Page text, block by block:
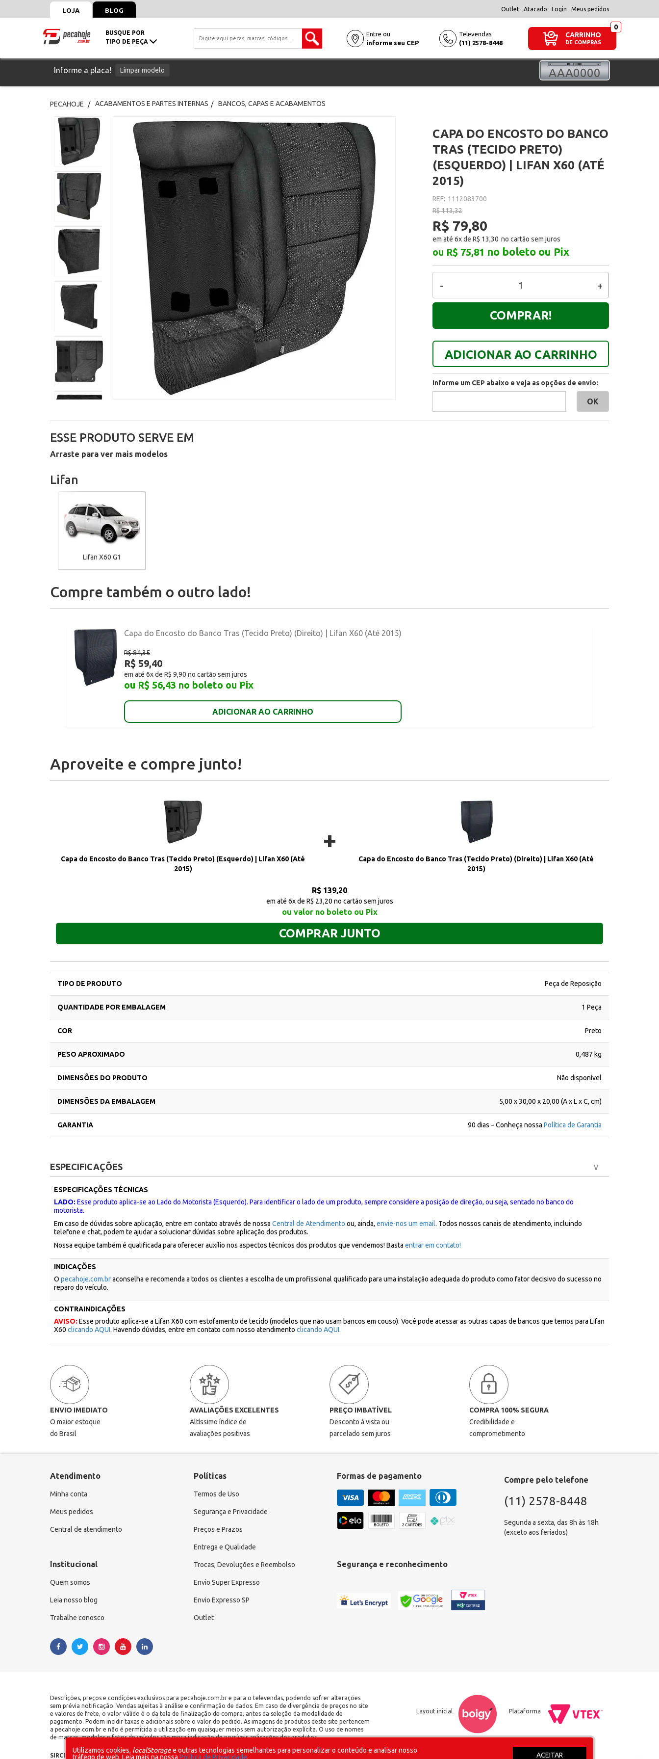
LOJA BLOG Outlet Atacado Login Meus pedidos
BUSQUE POR
TIPO DE PEÇA
Entre ou
informe seu CEP
Televendas
(11) 2578-8448
CARRINHO
DE COMPRAS
Informe a placa! Limpar modelo
PECAHOJE ACABAMENTOS E PARTES INTERNAS BANCOS, CAPAS E ACABAMENTOS
CAPA DO ENCOSTO DO BANCO
TRAS (TECIDO PRETO)
(ESQUERDO) | LIFAN X60 (ATÉ
2015)
REF: 1112083700
R$ 113,32
R$ 79,80
em até 6x de R$ 13,30
ou R$ 75,81 no boleto ou Pix
+
-
ADICIONAR AO CARRINHO
COMPRAR!
Informe um CEP abaixo e veja as opções de envio:
ESSE PRODUTO SERVE EM
Arraste para ver mais modelos
Lifan
Lifan X60 G1
Compre também o outro lado!
Capa do Encosto do Banco Tras (Tecido Preto) (Direito) | Lifan X60 (Até 2015)
R$ 84,35
R$ 59,40
em até 6x de R$ 9,90 no cartão sem juros
ou R$ 56,43 no boleto ou Pix
ADICIONAR AO CARRINHO
Aproveite e compre junto!
Capa do Encosto do Banco Tras (Tecido Preto) (Esquerdo) | Lifan X60 (Até
2015)
+
Capa do Encosto do Banco Tras (Tecido Preto) (Direito) | Lifan X60 (Até
2015)
R$ 139,20
em até 6x de R$ 23,20 no cartão sem juros
ou valor no boleto ou Pix
COMPRAR JUNTO
TIPO DE PRODUTO Peça de Reposição
QUANTIDADE POR EMBALAGEM 1 Peça
COR Preto
PESO APROXIMADO 0,487 kg
DIMENSÕES DO PRODUTO Não disponível
DIMENSÕES DA EMBALAGEM 5,00 x 30,00 x 20,00 (A x L x C, cm)
GARANTIA 90 dias – Conheça nossa Política de Garantia
ESPECIFICAÇÕES
ESPECIFICAÇÕES TÉCNICAS
LADO: Esse produto aplica-se ao Lado do Motorista (Esquerdo). Para identificar o lado de um produto, sempre considere a posição de direção, ou seja, sentado no banco do
motorista.
Em caso de dúvidas sobre aplicação, entre em contato através de nossa Central de Atendimento ou, ainda, envie-nos um email. Todos nossos canais de atendimento, incluindo
telefone e chat, podem te ajudar a solucionar dúvidas sobre aplicação dos produtos.
Nossa equipe também é qualificada para oferecer auxílio nos aspectos técnicos dos produtos que vendemos! Basta entrar em contato!
INDICAÇÕES
O pecahoje.com.braconselha e recomenda a todos os clientes a escolha de um profissional qualificado para uma instalação adequada do produto como fator decisivo do sucesso no
reparo do veículo.
CONTRAINDICAÇÕES
AVISO: Esse produto aplica-se a Lifan X60 com estofamento de tecido (modelos que não usam bancos em couso). Você pode acessar as outras capas de bancos que temos para Lifan
X60 clicando AQUI. Havendo dúvidas, entre em contato com nosso atendimento clicando AQUI.
ENVIO IMEDIATO
O maior estoque
do Brasil
AVALIAÇÕES EXCELENTES
Altíssimo índice de
avaliações positivas
PREÇO IMBATÍVEL
Desconto à vista ou
parcelado sem juros
COMPRA 100% SEGURA
Credibilidade e
comprometimento
Atendimento
Minha conta
Meus pedidos
Central de atendimento
Institucional
Quem somos
Leia nosso blog
Trabalhe conosco
Políticas
Termos de Uso
Segurança e Privacidade
Preços e Prazos
Entrega e Qualidade
Trocas, Devoluções e Reembolso
Envio Super Expresso
Envio Expresso SP
Outlet
Formas de pagamento Compre pelo telefone
(11) 2578-8448
Segunda a sexta, das 8h às 18h
(exceto aos feriados)
Segurança e reconhecimento
Descrições, preços e condições exclusivos para pecahoje.com.br e para o televendas, podendo sofrer alterações
sem prévia notificação. Vendas sujeitas à análise e confirmação de dados. Em caso de divergência de preços no site
e valores de frete, o valor válido é o da tela de finalização de compra, antes da seleção da modalidade de
pagamento. Podem incidir taxas e adicionais sobre o valor do pedido. As imagens de produtos deste site pertencem
a pecahoje.com.br e não é permitida a utilização em quaisquer meios sem autorização explícita. O uso de nomes
de marcas, modelos e fotos de veículos são mera indicação de possíveis aplicações dos produtos.
SIRCILLI COMÉRCIO DE COMPONENTES AUTOMOTIVOS LTDA | CNPJ: 17.653.102/0001-09 | IE:
Layout inicial Plataforma
ACEITAR
Utilizamos cookies, localStoragee outras tecnologias semelhantes para personalizar o conteúdo e analisar nosso
tráfego de web. Leia mais na nossaPolítica de Privacidade.